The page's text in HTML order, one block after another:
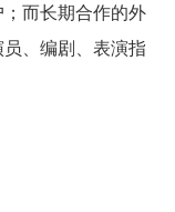
而长期合作的外
、编剧、表演指